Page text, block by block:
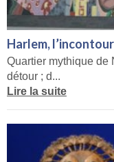
Harlem,
Quartier mythique de
détour ; d...
Lire la suite